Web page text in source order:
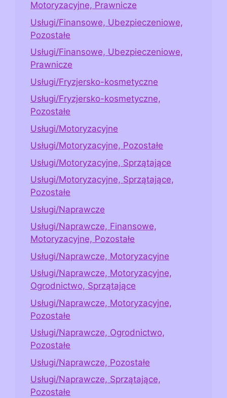
Motoryzacyjne, Prawnicze
Usługi/Finansowe, Ubezpieczeniowe,
Pozostałe
Usługi/Finansowe, Ubezpieczeniowe,
Prawnicze
Usługi/Fryzjersko-kosmetyczne
Usługi/Fryzjersko-kosmetyczne,
Pozostałe
Usługi/Motoryzacyjne
Usługi/Motoryzacyjne, Pozostałe
Usługi/Motoryzacyjne, Sprzątające
Usługi/Motoryzacyjne, Sprzątające,
Pozostałe
Usługi/Naprawcze
Usługi/Naprawcze, Finansowe,
Motoryzacyjne, Pozostałe
Usługi/Naprawcze, Motoryzacyjne
Usługi/Naprawcze, Motoryzacyjne,
Ogrodnictwo, Sprzątające
Usługi/Naprawcze, Motoryzacyjne,
Pozostałe
Usługi/Naprawcze, Ogrodnictwo,
Pozostałe
Usługi/Naprawcze, Pozostałe
Usługi/Naprawcze, Sprzątające,
Pozostałe